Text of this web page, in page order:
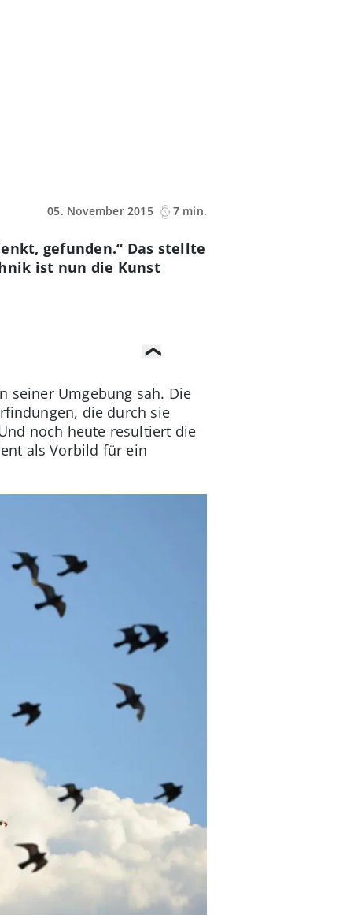
05. November 2015
7 min.
gefunden.“ Das stellte
ist nun die Kunst
seiner Umgebung sah. Die
die durch sie
noch heute resultiert die
als Vorbild für ein